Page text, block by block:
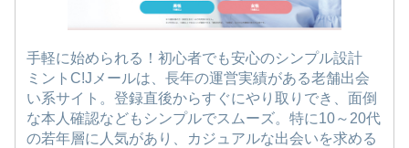
手軽に始められる！初心者でも安心のシンプル設計
ミントC!Jメールは、長年の運営実績がある老舗出会
い系サイト。登録直後からすぐにやり取りでき、面倒
な本人確認などもシンプルでスムーズ。特に10～20代
の若年層に人気があり、カジュアルな出会いを求める